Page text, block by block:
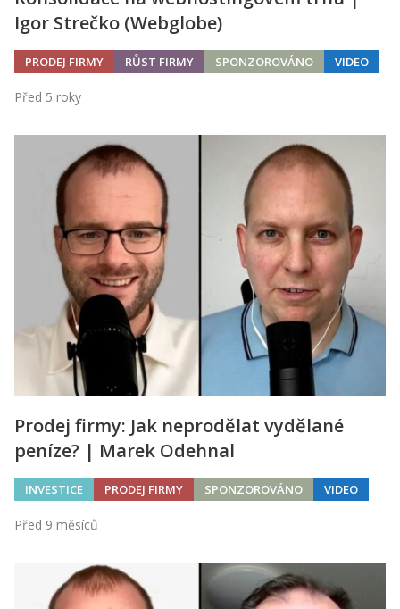
Igor Strečko (Webglobe)
PRODEJ FIRMY RŮST FIRMY SPONZOROVÁNO VIDEO
Před 5 roky
Prodej firmy: Jak neprodělat vydělané
peníze? | Marek Odehnal
INVESTICE PRODEJ FIRMY SPONZOROVÁNO VIDEO
Před 9 měsíců